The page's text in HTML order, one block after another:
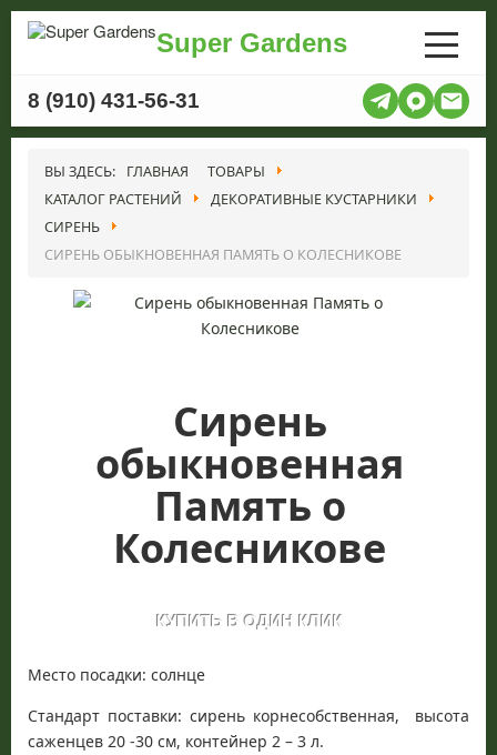
Super Gardens
8 (910) 431-56-31
ВЫ ЗДЕСЬ: ГЛАВНАЯ
ТОВАРЫ
КАТАЛОГ РАСТЕНИЙ
ДЕКОРАТИВНЫЕ КУСТАРНИКИ
СИРЕНЬ
СИРЕНЬ ОБЫКНОВЕННАЯ ПАМЯТЬ О КОЛЕСНИКОВЕ
Сирень
обыкновенная
Память о
Колесникове
Место посадки: солнце
Стандарт поставки: сирень корнесобственная, высота
саженцев 20 -30 см, контейнер 2 – 3 л.